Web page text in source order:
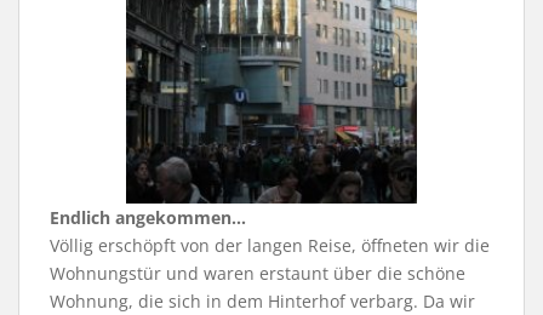
Endlich angekommen…
Völlig erschöpft von der langen Reise, öffneten wir die
Wohnungstür und waren erstaunt über die schöne
Wohnung, die sich in dem Hinterhof verbarg. Da wir